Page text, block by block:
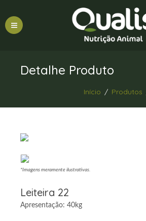
Detalhe Produto
Início / Produtos
*Imagens meramente ilustrativas.
Leiteira 22
Apresentação: 40kg